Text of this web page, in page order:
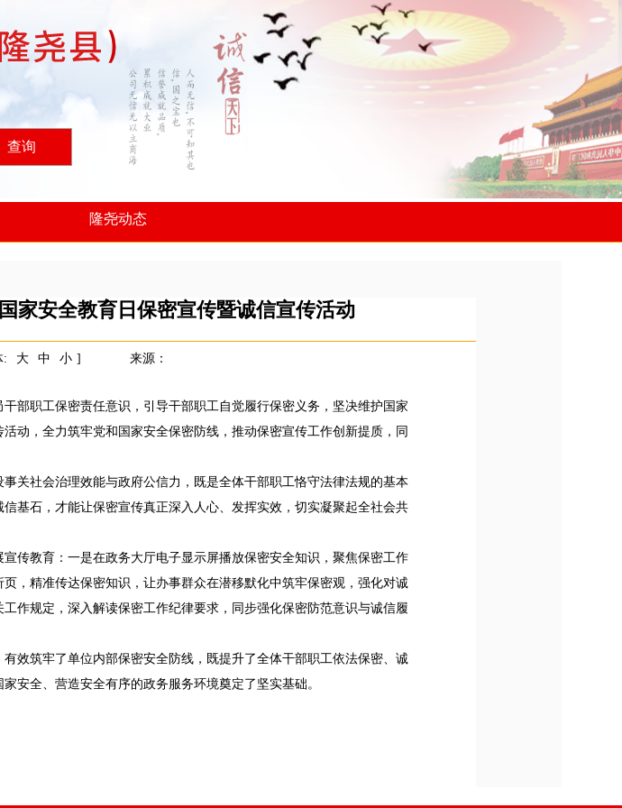
查询
隆尧动态
家安全教育日保密宣传暨诚信宣传活动
: 大 中 小 ] 来源：
部职工保密责任意识，引导干部职工自觉履行保密义务，坚决维护国家
动，全力筑牢党和国家安全保密防线，推动保密宣传工作创新提质，同
关社会治理效能与政府公信力，既是全体干部职工恪守法律法规的基本
基石，才能让保密宣传真正深入人心、发挥实效，切实凝聚起全社会共
传教育：一是在政务大厅电子显示屏播放保密安全知识，聚焦保密工作
，精准传达保密知识，让办事群众在潜移默化中筑牢保密观，强化对诚
作规定，深入解读保密工作纪律要求，同步强化保密防范意识与诚信履
效筑牢了单位内部保密安全防线，既提升了全体干部职工依法保密、诚
安全、营造安全有序的政务服务环境奠定了坚实基础。